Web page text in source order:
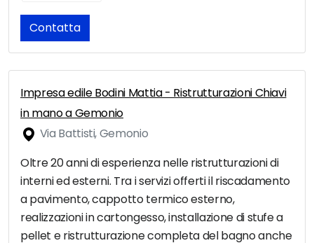
Contatta
Impresa edile Bodini Mattia - Ristrutturazioni Chiavi
in mano a Gemonio
Via Battisti, Gemonio
Oltre 20 anni di esperienza nelle ristrutturazioni di
interni ed esterni. Tra i servizi offerti il riscadamento
a pavimento, cappotto termico esterno,
realizzazioni in cartongesso, installazione di stufe a
pellet e ristrutturazione completa del bagno anche